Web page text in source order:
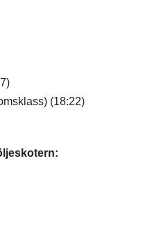
(18:22)